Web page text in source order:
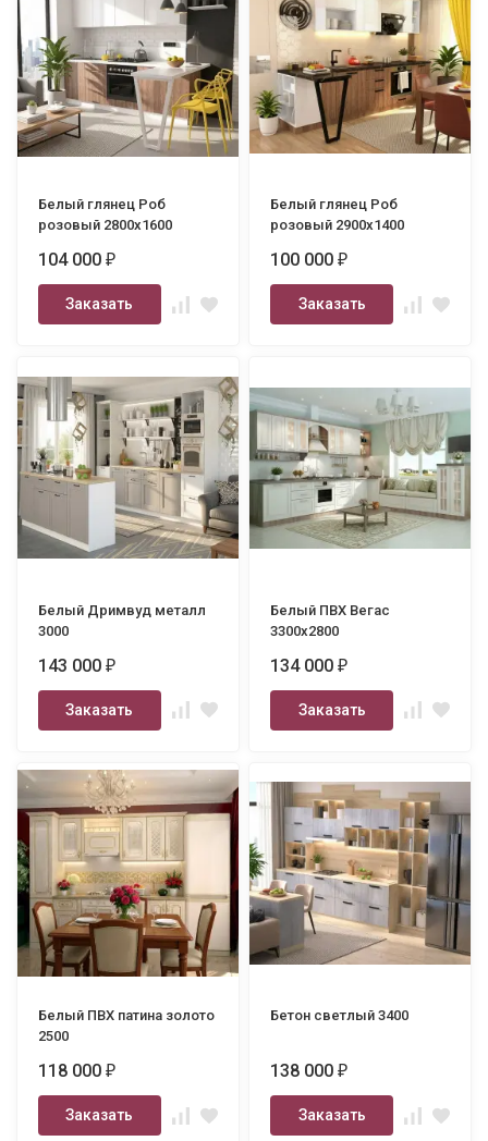
Белый глянец Роб
розовый 2800х1600
104 000₽
Заказать
Белый глянец Роб
розовый 2900х1400
100 000₽
Заказать
Белый Дримвуд металл
3000
143 000₽
Заказать
Белый ПВХ Вегас
3300х2800
134 000₽
Заказать
Белый ПВХ патина золото
2500
118 000₽
Заказать
Бетон светлый 3400
138 000₽
Заказать